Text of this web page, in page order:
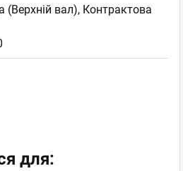
вал), Контрактова
для: